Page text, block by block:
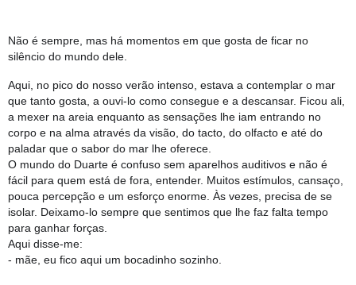
Não é sempre, mas há momentos em que gosta de ficar no
silêncio do mundo dele.
Aqui, no pico do nosso verão intenso, estava a contemplar o mar
que tanto gosta, a ouvi-lo como consegue e a descansar. Ficou ali,
a mexer na areia enquanto as sensações lhe iam entrando no
corpo e na alma através da visão, do tacto, do olfacto e até do
paladar que o sabor do mar lhe oferece.
O mundo do Duarte é confuso sem aparelhos auditivos e não é
fácil para quem está de fora, entender. Muitos estímulos, cansaço,
pouca percepção e um esforço enorme. Às vezes, precisa de se
isolar. Deixamo-lo sempre que sentimos que lhe faz falta tempo
para ganhar forças.
Aqui disse-me:
- mãe, eu fico aqui um bocadinho sozinho.